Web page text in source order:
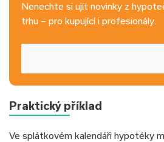
Nenechte si ujít novinky z
trhu – pro kupující i profesionály.
Praktický příklad
Ve splátkovém kalendáři hypotéky